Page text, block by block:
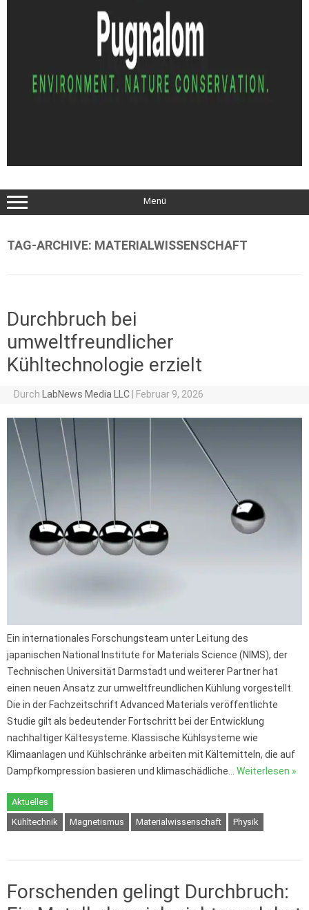
Menü
TAG-ARCHIVE: MATERIALWISSENSCHAFT
Durchbruch bei
umweltfreundlicher
Kühltechnologie erzielt
Durch LabNews Media LLC Februar 9, 2026
Ein internationales Forschungsteam unter Leitung des
japanischen National Institute for Materials Science (NIMS), der
Technischen Universität Darmstadt und weiterer Partner hat
einen neuen Ansatz zur umweltfreundlichen Kühlung vorgestellt.
Die in der Fachzeitschrift Advanced Materials veröffentlichte
Studie gilt als bedeutender Fortschritt bei der Entwicklung
nachhaltiger Kältesysteme. Klassische Kühlsysteme wie
Klimaanlagen und Kühlschränke arbeiten mit Kältemitteln, die auf
Dampfkompression basieren und klimaschädliche… Weiterlesen »
Aktuelles
Kühltechnik
Magnetismus Materialwissenschaft Physik
Forschenden gelingt Durchbruch: